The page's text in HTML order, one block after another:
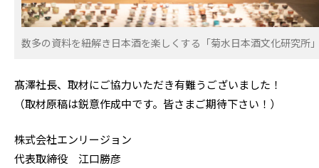
数多の資料を紐解き日本酒を楽しくする「菊水日本酒文化研究所
髙澤社長、取材にご協力いただき有難うございました！
（取材原稿は鋭意作成中です。皆さまご期待下さい！）
株式会社エンリージョン
代表取締役 江口勝彦